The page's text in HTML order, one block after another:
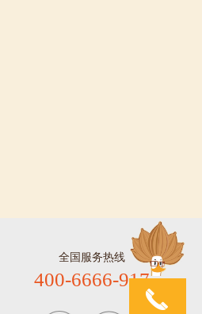
全国服务热线
400-6666-917